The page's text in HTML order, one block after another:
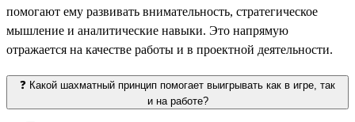
помогают ему развивать внимательность, стратегическое
мышление и аналитические навыки. Это напрямую
отражается на качестве работы и в проектной деятельности.
❓ Какой шахматный принцип помогает выигрывать как в игре, так
и на работе?